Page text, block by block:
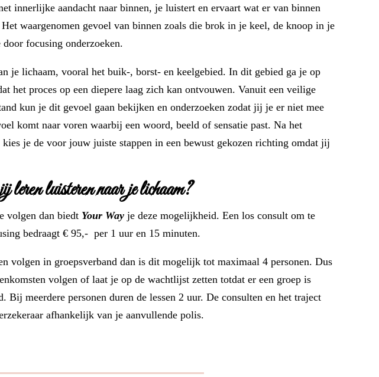
innerlijke aandacht naar binnen, je luistert en ervaart wat er van binnen
waargenomen gevoel van binnen zoals die brok in je keel, de knoop in je
focusing onderzoeken.
je lichaam, vooral het buik-, borst- en keelgebied. In dit gebied ga je op
het proces op een diepere laag zich kan ontvouwen. Vanuit een veilige
kun je dit gevoel gaan bekijken en onderzoeken zodat jij je er niet mee
komt naar voren waarbij een woord, beeld of sensatie past. Na het
je de voor jouw juiste stappen in een bewust gekozen richting omdat jij
luisteren naar je lichaam?
volgen dan biedt Your Way je deze mogelijkheid. Een los consult om te
bedraagt € 95,- per 1 uur en 15 minuten.
volgen in groepsverband dan is dit mogelijk tot maximaal 4 personen. Dus
volgen of laat je op de wachtlijst zetten totdat er een groep is
Bij meerdere personen duren de lessen 2 uur. De consulten en het traject
afhankelijk van je aanvullende polis.